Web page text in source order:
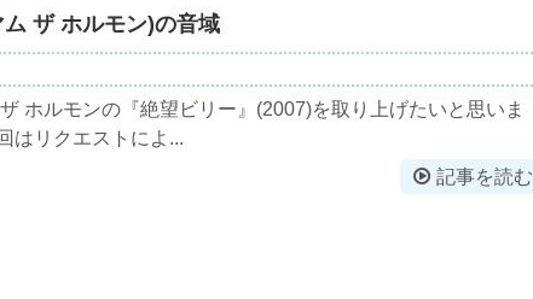
ム ザ ホルモン)の音域
ホルモンの『絶望ビリー』(2007)を取り上げたいと思いま
はリクエストによ...
記事を読む